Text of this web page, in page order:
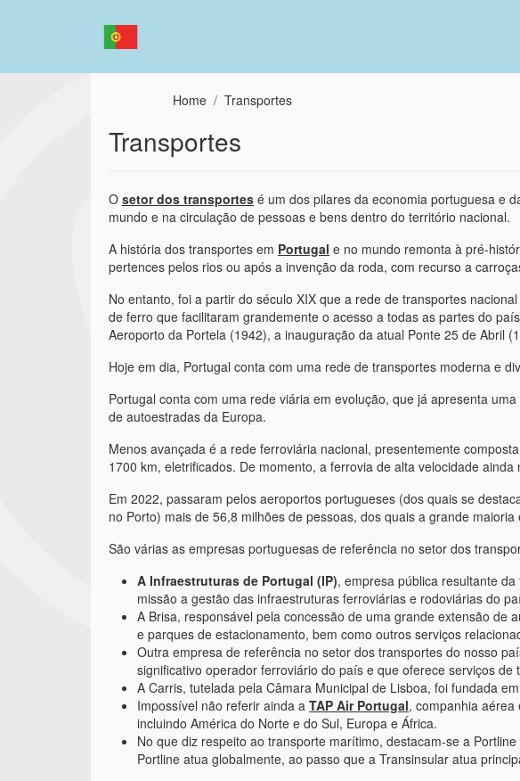
Home Transportes
Transportes
O setor dos transportes é um dos pilares da economia portuguesa e
mundo e na circulação de pessoas e bens dentro do território nacional.
A história dos transportes em Portugal e no mundo remonta à pré-
pertences pelos rios ou após a invenção da roda, com recurso a
No entanto, foi a partir do século XIX que a rede de transportes
de ferro que facilitaram grandemente o acesso a todas as partes do
Aeroporto da Portela (1942), a inauguração da atual Ponte 25 de Abril
Hoje em dia, Portugal conta com uma rede de transportes moderna e
Portugal conta com uma rede viária em evolução, que já apresenta
de autoestradas da Europa.
Menos avançada é a rede ferroviária nacional, presentemente
1700 km, eletrificados. De momento, a ferrovia de alta velocidade
Em 2022, passaram pelos aeroportos portugueses (dos quais se
no Porto) mais de 56,8 milhões de pessoas, dos quais a grande
São várias as empresas portuguesas de referência no setor dos
A Infraestruturas de Portugal (IP), empresa pública resultante
missão a gestão das infraestruturas ferroviárias e rodoviárias do
A Brisa, responsável pela concessão de uma grande extensão de
e parques de estacionamento, bem como outros serviços
Outra empresa de referência no setor dos transportes do nosso
significativo operador ferroviário do país e que oferece serviços
A Carris, tutelada pela Câmara Municipal de Lisboa, foi fundada
Impossível não referir ainda a TAP Air Portugal, companhia
incluindo América do Norte e do Sul, Europa e África.
No que diz respeito ao transporte marítimo, destacam-se a
Portline atua globalmente, ao passo que a Transinsular atua